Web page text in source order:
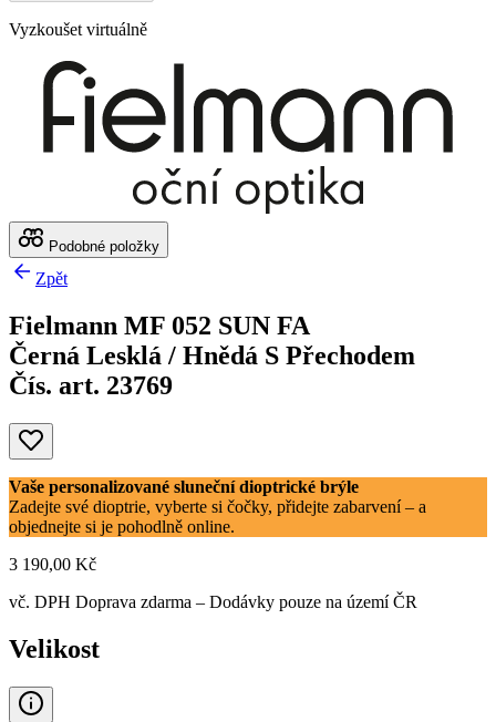
Vyzkoušet virtuálně
Podobné položky
Zpět
Fielmann MF 052 SUN FA
Černá Lesklá / Hnědá S Přechodem
Čís. art. 23769
Vaše personalizované sluneční dioptrické brýle
Zadejte své dioptrie, vyberte si čočky, přidejte zabarvení – a
objednejte si je pohodlně online.
3 190,00 Kč
vč. DPH Doprava zdarma – Dodávky pouze na území ČR
Velikost